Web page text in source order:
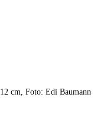
cm, Foto: Edi Baumann